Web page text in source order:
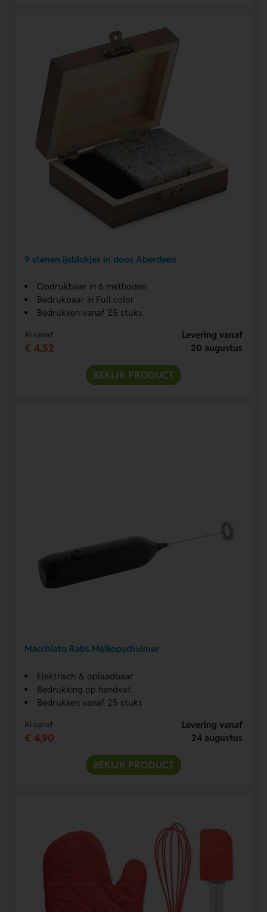
9 stenen ijsblokjes in doos Aberdeen
Opdrukbaar in 6 methoden
Bedrukbaar in Full color
Bedrukken vanaf 25 stuks
Al vanaf
€ 4,52
Levering vanaf
20 augustus
BEKIJK PRODUCT
Macchiato Rabs Melkopschuimer
Elektrisch & oplaadbaar
Bedrukking op handvat
Bedrukken vanaf 25 stuks
Al vanaf
€ 4,90
Levering vanaf
24 augustus
BEKIJK PRODUCT